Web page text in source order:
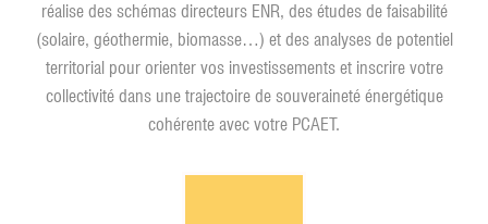
réalise des schémas directeurs ENR, des études de faisabilité
(solaire, géothermie, biomasse…) et des analyses de potentiel
territorial pour orienter vos investissements et inscrire votre
collectivité dans une trajectoire de souveraineté énergétique
cohérente avec votre PCAET.